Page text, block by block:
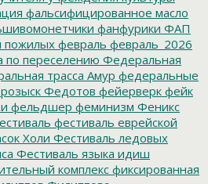
фальсифицированное масло
фанфурики ФАП
пожилых февраль февраль_2026
по переселению Федеральная
трасса Амур федеральные
Федотов фейерверк фейк
фельдшер феминизм Феникс
фестиваль еврейской
Холи Фестиваль ледовых
Фестиваль языка идиш
комплекс фиксированная